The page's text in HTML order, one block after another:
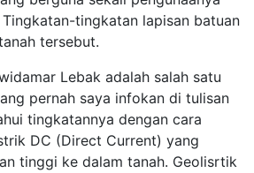
tingkatan lapisan batuan
tersebut.
Lebak adalah salah satu
pernah saya infokan di tulisan
tingkatannya dengan cara
DC (Direct Current) yang
tinggi ke dalam tanah. Geolisrtik